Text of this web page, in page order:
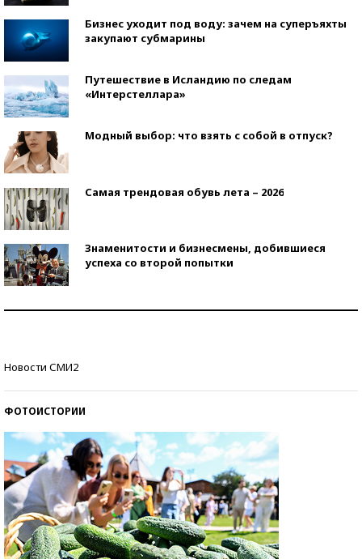
Бизнес уходит под воду: зачем на суперъяхты
закупают субмарины
Путешествие в Исландию по следам
«Интерстеллара»
Модный выбор: что взять с собой в отпуск?
Самая трендовая обувь лета – 2026
Знаменитости и бизнесмены, добившиеся
успеха со второй попытки
Новости СМИ2
ФОТОИСТОРИИ